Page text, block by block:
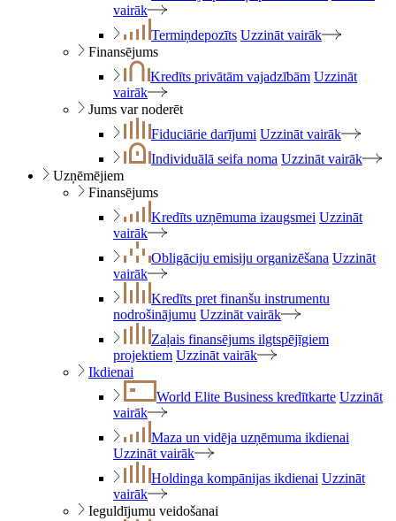
vairāk
Termiņdepozīts Uzzināt vairāk
Finansējums
Kredīts privātām vajadzībām Uzzināt
vairāk
Jums var noderēt
Fiduciārie darījumi Uzzināt vairāk
Individuālā seifa noma Uzzināt vairāk
Uzņēmējiem
Finansējums
Kredīts uzņēmuma izaugsmei Uzzināt
vairāk
Obligāciju emisiju organizēšana Uzzināt
vairāk
Kredīts pret finanšu instrumentu
nodrošinājumu Uzzināt vairāk
Zaļais finansējums ilgtspējīgiem
projektiem Uzzināt vairāk
Ikdienai
World Elite Business kredītkarte Uzzināt
vairāk
Maza un vidēja uzņēmuma ikdienai
Uzzināt vairāk
Holdinga kompānijas ikdienai Uzzināt
vairāk
Ieguldījumu veidošanai